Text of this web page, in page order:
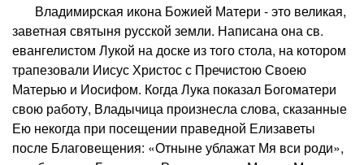
Владимирская икона Божией Матери - это великая,
заветная святыня русской земли. Написана она св.
евангелистом Лукой на доске из того стола, на котором
трапезовали Иисус Христос с Пречистою Своею
Матерью и Иосифом. Когда Лука показал Богоматери
свою работу, Владычица произнесла слова, сказанные
Ею некогда при посещении праведной Елизаветы
после Благовещения: «Отныне ублажат Мя вси роди»,